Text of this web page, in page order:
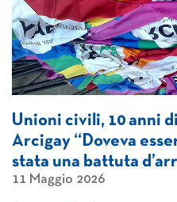
Unioni civili, 10 anni
Arcigay “Doveva
stata una battuta
11 Maggio 2026